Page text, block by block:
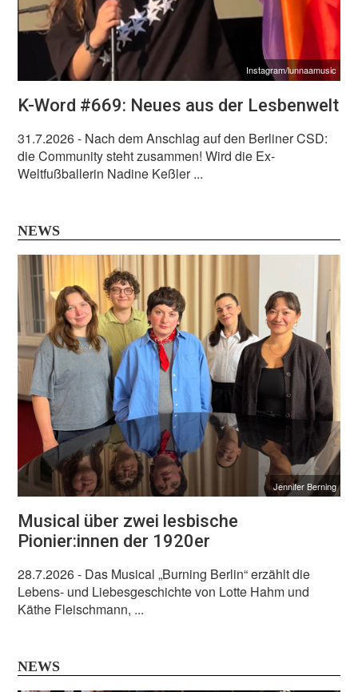
Instagram/lunnaamusic
K-Word #669: Neues aus der Lesbenwelt
31.7.2026- Nach dem Anschlag auf den Berliner CSD:
die Community steht zusammen! Wird die Ex-
Weltfußballerin Nadine Keßler ...
NEWS
Jennifer Berning
Musical über zwei lesbische
Pionier:innen der 1920er
28.7.2026- Das Musical „Burning Berlin“ erzählt die
Lebens- und Liebesgeschichte von Lotte Hahm und
Käthe Fleischmann, ...
NEWS